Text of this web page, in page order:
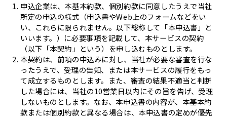
申込企業は、本基本約款、個別約款に同意したうえで当社
所定の申込の様式（申込書やWeb上のフォームなどをい
い、これらに限られません。以下総称して「本申込書」と
いいます。）に必要事項を記載して、本サービスの契約
（以下「本契約」という）を申し込むものとします。
本契約は、前項の申込みに対し、当社が必要な審査を行な
ったうえで、受理の告知、または本サービスの履行をもっ
て成立するものとします。また、審査の結果不適当と判断
した場合には、当社の10営業日以内にその旨を告げ、受理
しないものとします。なお、本申込書の内容が、本基本約
款または個別約款と異なる場合は、本申込書の定めが優先